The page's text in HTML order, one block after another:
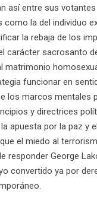
así entre sus votantes
como la del individuo
la rebaja de los
carácter sacrosanto
matrimonio
funcionar en
los marcos mentales
y directrices
apuesta por la paz y
el miedo al
responder George
convertido ya por